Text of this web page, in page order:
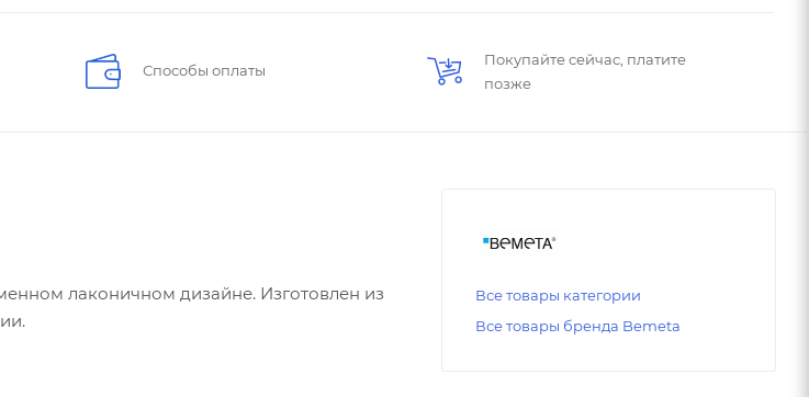
Способы оплаты
Покупайте сейчас, платите
позже
лаконичном дизайне. Изготовлен из
Все товары категории
Все товары бренда Bemeta